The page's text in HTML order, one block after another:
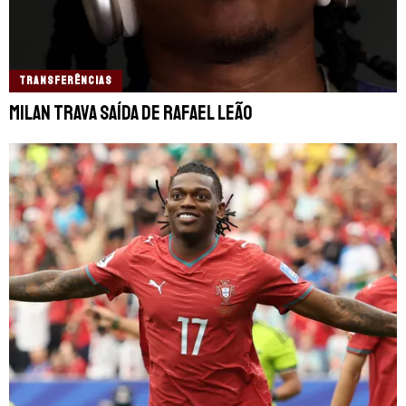
TRANSFERÊNCIAS
Milan trava saída de Rafael Leão